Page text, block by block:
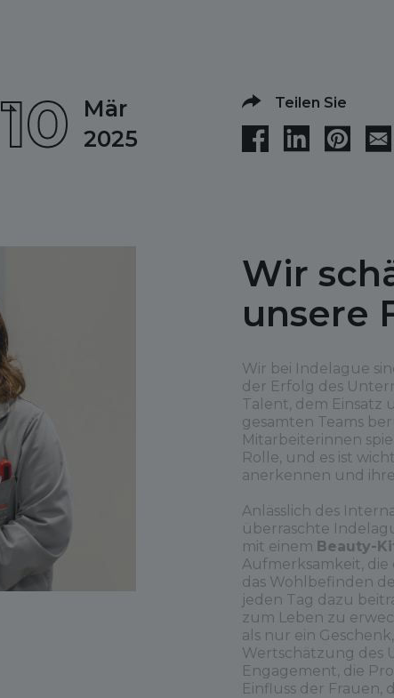
10
Mär
2025
Teilen Sie
Wir
unsere
Wir bei Indelague
der Erfolg des
Talent, dem Einsatz
gesamten Teams
Mitarbeiterinnen
Rolle, und es ist
anerkennen und
Anlässlich des
überraschte
mit einem Beauty-
Aufmerksamkeit,
das Wohlbefinden
jeden Tag dazu
zum Leben zu
als nur ein
Wertschätzung des
Engagement, die
Einfluss der Frauen,